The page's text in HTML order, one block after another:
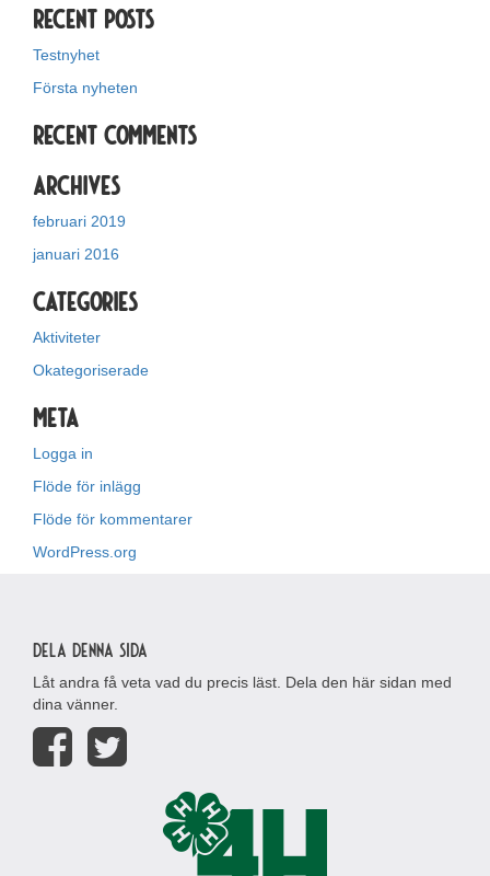
Recent Posts
Testnyhet
Första nyheten
Recent Comments
Archives
februari 2019
januari 2016
Categories
Aktiviteter
Okategoriserade
Meta
Logga in
Flöde för inlägg
Flöde för kommentarer
WordPress.org
Dela denna sida
Låt andra få veta vad du precis läst. Dela den här sidan med
dina vänner.